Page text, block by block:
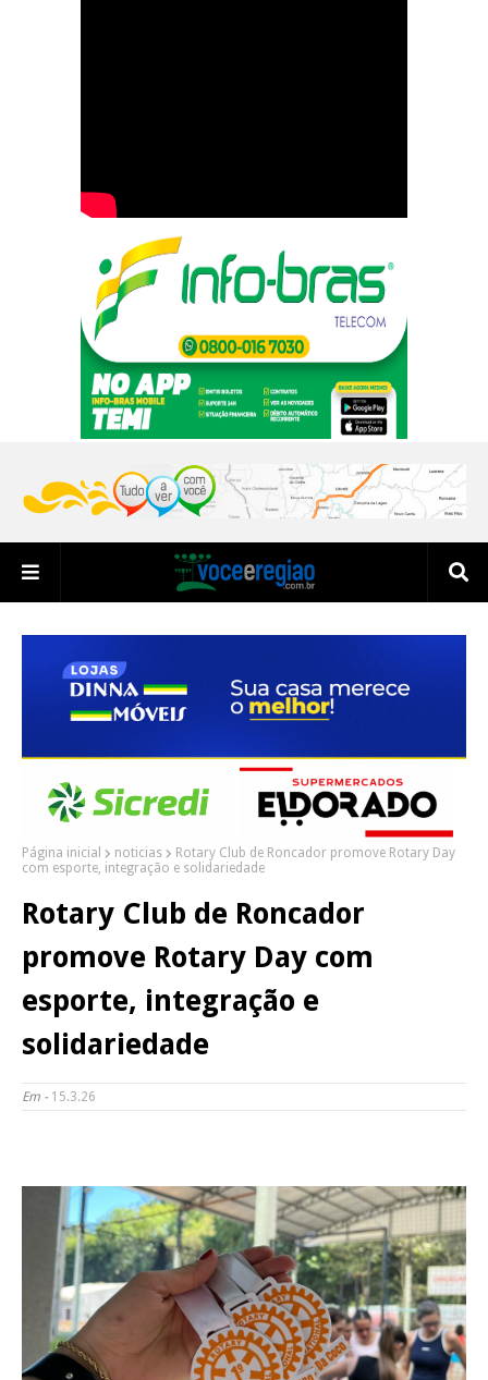
Página inicial noticias
Rotary Club de Roncador promove Rotary Day
com esporte, integração e solidariedade
Rotary Club de Roncador
promove Rotary Day com
esporte, integração e
solidariedade
Em - 15.3.26